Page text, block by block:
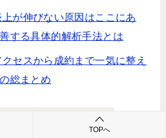
上が伸びない原因はここにあ
する具体的解析手法とは
クセスから成約まで一気に整え
総まとめ
TOPへ